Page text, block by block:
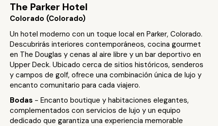
The Parker Hotel
Colorado (Colorado)
Un hotel moderno con un toque local en Parker, Colorado.
Descubrirás interiores contemporáneos, cocina gourmet
en The Douglas y cenas al aire libre y un bar deportivo en
Upper Deck. Ubicado cerca de sitios históricos, senderos
y campos de golf, ofrece una combinación única de lujo y
encanto comunitario para cada viajero.
Bodas - Encanto boutique y habitaciones elegantes,
complementados con servicios de lujo y un equipo
dedicado que garantiza una experiencia memorable